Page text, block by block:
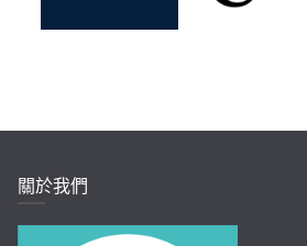
關於我們